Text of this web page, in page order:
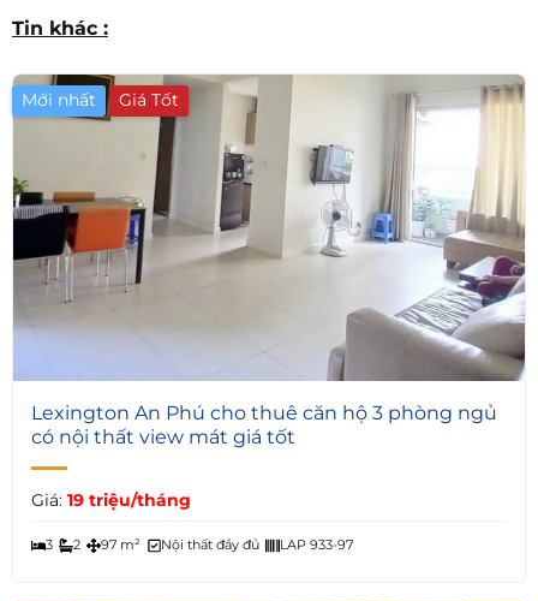
Tin khác :
Mới nhất Giá Tốt
5
Lexington An Phú cho thuê căn hộ 3 phòng ngủ
có nội thất view mát giá tốt
Giá: 19 triệu/tháng
3 2 97 m² Nội thất đầy đủ LAP 933-97